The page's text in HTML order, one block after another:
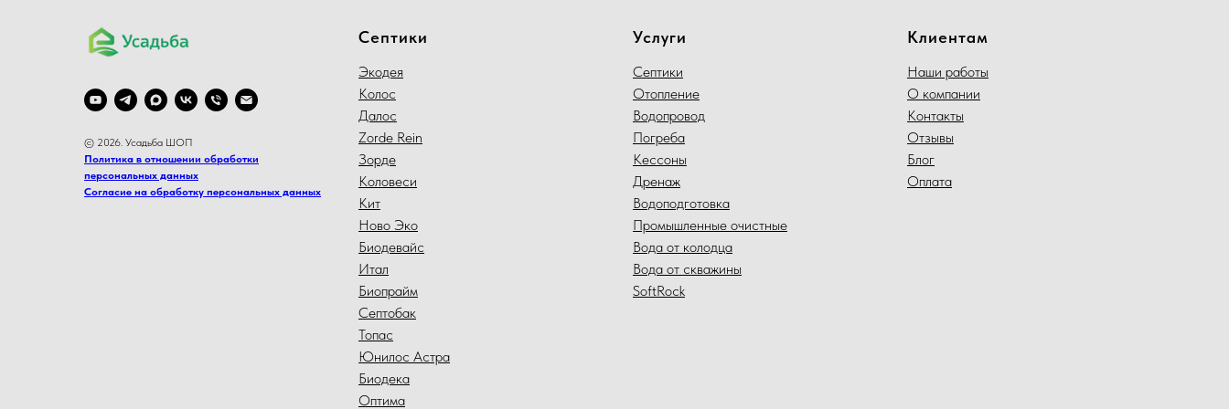
© 2026. Усадьба ШОП
Политика в отношении обработки
персональных данных
Согласие на обработку персональных данных
Септики
Экодея
Колос
Далос
Zorde Rein
Зорде
Коловеси
Кит
Ново Эко
Биодевайс
Итал
Биопрайм
Септобак
Топас
Юнилос Астра
Биодека
Оптима
Услуги
Септики
Отопление
Водопровод
Погреба
Кессоны
Дренаж
Водоподготовка
Промышленные очистные
Вода от колодца
Вода от скважины
SoftRock
Клиентам
Наши работы
О компании
Контакты
Отзывы
Блог
Оплата